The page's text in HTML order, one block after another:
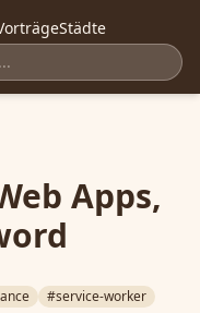
Städte
Apps,
#service-worker